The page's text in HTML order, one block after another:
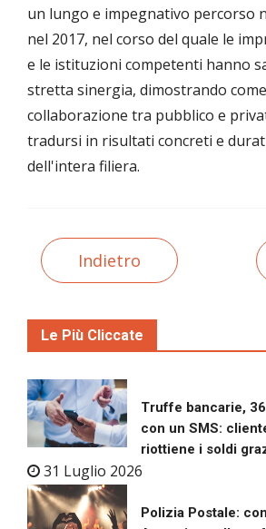
un lungo e impegnativo percorso
nel 2017, nel corso del quale le
e le istituzioni competenti hanno
stretta sinergia, dimostrando
collaborazione tra pubblico e
tradursi in risultati concreti e
dell'intera filiera.
Indietro
Le Più Cliccate
Truffe bancarie,
con un SMS:
riottiene i soldi
31 Luglio 2026
Polizia Postale: